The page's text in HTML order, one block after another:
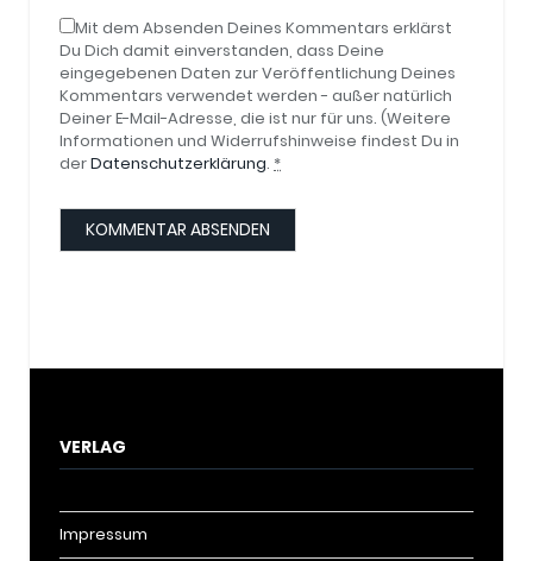
Mit dem Absenden Deines Kommentars erklärst
Du Dich damit einverstanden, dass Deine
eingegebenen Daten zur Veröffentlichung Deines
Kommentars verwendet werden - außer natürlich
Deiner E-Mail-Adresse, die ist nur für uns. (Weitere
Informationen und Widerrufshinweise findest Du in
derDatenschutzerklärung. *
VERLAG
Impressum